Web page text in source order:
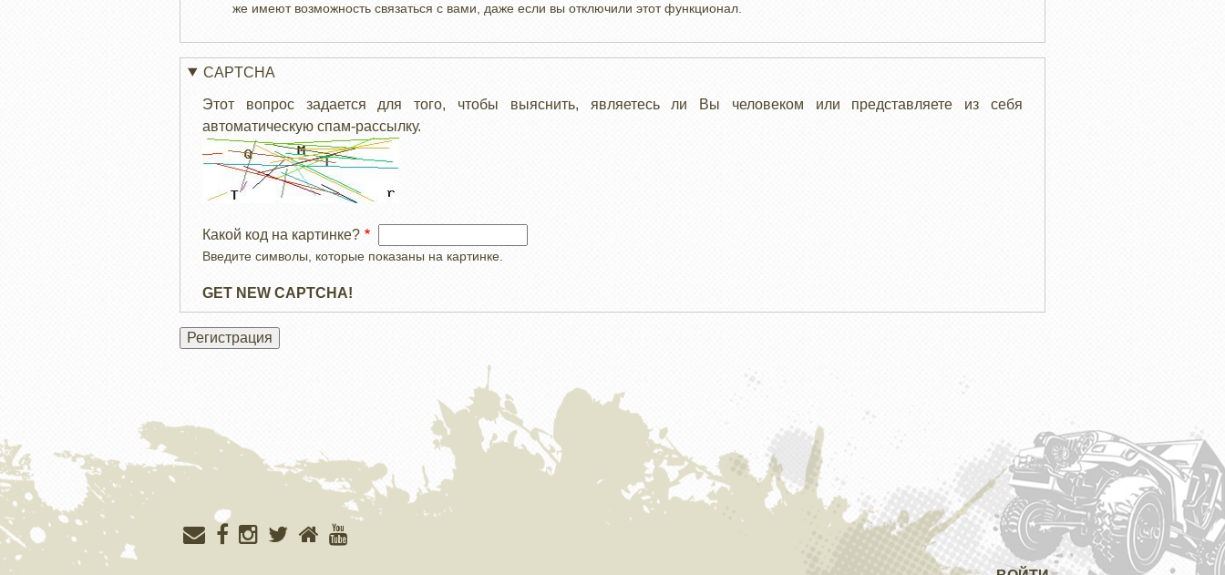
же имеют возможность связаться с вами, даже если вы отключили этот функционал.
CAPTCHA
Этот вопрос задается для того, чтобы выяснить, являетесь ли Вы человеком или представляете из себя
автоматическую спам-рассылку.
Какой код на картинке?
Введите символы, которые показаны на картинке.
GET NEW CAPTCHA!